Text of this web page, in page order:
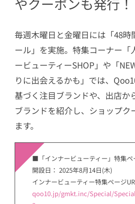
毎週木曜日と金曜日には「48時
ール」を実施。特集コーナー「
ービューティーSHOP」や「
りに出会えるかも」では、
基づく注目ブランドや、出店か
ブランドを紹介し、ショップク
ます。
■「インナービューティー」特集ペ
開設日： 2025年8月14日(木)
インナービューティー特集ページ
qoo10.jp/gmkt.inc/Special/